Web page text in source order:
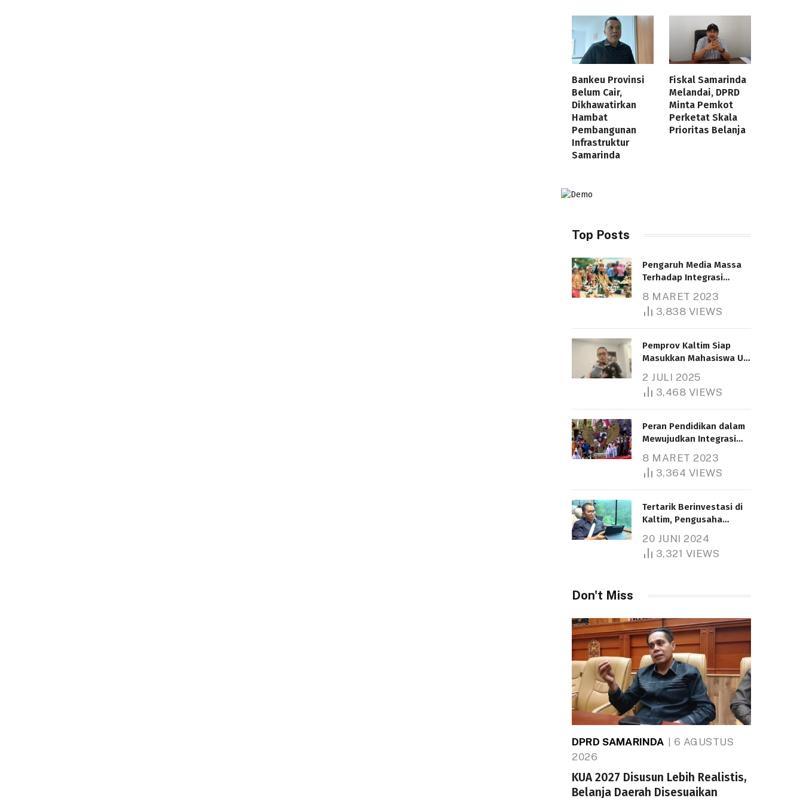
Bankeu Provinsi
Belum Cair,
Dikhawatirkan
Hambat
Pembangunan
Infrastruktur
Samarinda
Fiskal Samarinda
Melandai, DPRD
Minta Pemkot
Perketat Skala
Prioritas Belanja
Top Posts
Pengaruh Media Massa
Terhadap Integrasi
8 MARET 2023
3,838 VIEWS
Pemprov Kaltim Siap
Masukkan Mahasiswa UT
Bantuan Pendidikan
Gratispol
2 JULI 2025
3,468 VIEWS
Peran Pendidikan dalam
Mewujudkan Integrasi
8 MARET 2023
3,364 VIEWS
Tertarik Berinvestasi di
Kaltim, Pengusaha
1.000 Hektare
20 JUNI 2024
3,321 VIEWS
Don't Miss
DPRD SAMARINDA
6 AGUSTUS
2026
KUA 2027 Disusun Lebih Realistis,
Belanja Daerah Disesuaikan